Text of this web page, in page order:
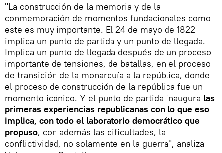
"La construcción de la memoria y de la
conmemoración de momentos fundacionales como
este es muy importante. El 24 de mayo de 1822
implica un punto de partida y un punto de llegada.
Implica un punto de llegada después de un proceso
importante de tensiones, de batallas, en el proceso
de transición de la monarquía a la república, donde
el proceso de construcción de la república fue un
momento icónico. Y el punto de partida inaugura las
primeras experiencias republicanas con lo que eso
implica, con todo el laboratorio democrático que
propuso, con además las dificultades, la
conflictividad, no solamente en la guerra", analiza